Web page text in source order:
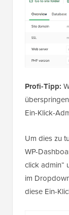
Profi-Tipp:
Ein-Klick-
Um dies zu
WP-
click admin“
im
diese Ein-